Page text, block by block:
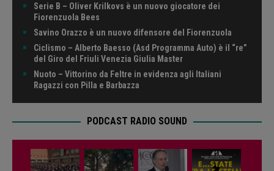
Serie B – Oliver Krilkovs è un nuovo giocatore dei
Fiorenzuola Bees
Savino Orazzo è un nuovo difensore del Fiorenzuola
Ciclismo – Alberto Baesso (Asd Programma Auto) è il “re”
del Giro del Friuli Venezia Giulia Master
Nuoto – Vittorino da Feltre in evidenza agli Italiani
Ragazzi con Pilla e Barbazza
PODCAST RADIO SOUND